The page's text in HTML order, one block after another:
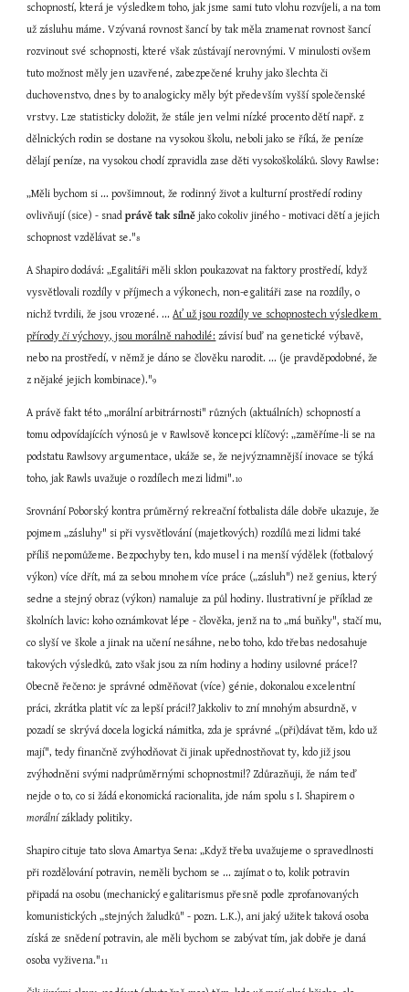
schopností, která je výsledkem toho, jak jsme sami tuto vlohu rozvíjeli, a na tom
už zásluhu máme. Vzývaná rovnost šancí by tak měla znamenat rovnost šancí
rozvinout své schopnosti, které však zůstávají nerovnými. V minulosti ovšem
tuto možnost měly jen uzavřené, zabezpečené kruhy jako šlechta či
duchovenstvo, dnes by to analogicky měly být především vyšší společenské
vrstvy. Lze statisticky doložit, že stále jen velmi nízké procento dětí např. z
dělnických rodin se dostane na vysokou školu, neboli jako se říká, že peníze
dělají peníze, na vysokou chodí zpravidla zase děti vysokoškoláků. Slovy Rawlse:
„Měli bychom si ... povšimnout, že rodinný život a kulturní prostředí rodiny
ovlivňují (sice) - snad právě tak silně jako cokoliv jiného - motivaci dětí a jejich
schopnost vzdělávat se."8
A Shapiro dodává: „Egalitáři měli sklon poukazovat na faktory prostředí, když
vysvětlovali rozdíly v příjmech a výkonech, non-egalitáři zase na rozdíly, o
nichž tvrdili, že jsou vrozené. ... Ať už jsou rozdíly ve schopnostech výsledkem
přírody či výchovy, jsou morálně nahodilé: závisí buď na genetické výbavě,
nebo na prostředí, v němž je dáno se člověku narodit. ... (je pravděpodobné, že
z nějaké jejich kombinace)."9
A právě fakt této „morální arbitrárnosti" různých (aktuálních) schopností a
tomu odpovídajících výnosů je v Rawlsově koncepci klíčový: „zaměříme-li se na
podstatu Rawlsovy argumentace, ukáže se, že nejvýznamnější inovace se týká
toho, jak Rawls uvažuje o rozdílech mezi lidmi".10
Srovnání Poborský kontra průměrný rekreační fotbalista dále dobře ukazuje, že
pojmem „zásluhy" si při vysvětlování (majetkových) rozdílů mezi lidmi také
příliš nepomůžeme. Bezpochyby ten, kdo musel i na menší výdělek (fotbalový
výkon) více dřít, má za sebou mnohem více práce („zásluh") než genius, který
sedne a stejný obraz (výkon) namaluje za půl hodiny. Ilustrativní je příklad ze
školních lavic: koho oznámkovat lépe - člověka, jenž na to „má buňky", stačí mu,
co slyší ve škole a jinak na učení nesáhne, nebo toho, kdo třebas nedosahuje
takových výsledků, zato však jsou za ním hodiny a hodiny usilovné práce!?
Obecně řečeno: je správné odměňovat (více) génie, dokonalou excelentní
práci, zkrátka platit víc za lepší práci!? Jakkoliv to zní mnohým absurdně, v
pozadí se skrývá docela logická námitka, zda je správné „(při)dávat těm, kdo už
mají", tedy finančně zvýhodňovat či jinak upřednostňovat ty, kdo již jsou
zvýhodněni svými nadprůměrnými schopnostmi!? Zdůrazňuji, že nám teď
morální základy politiky.
Shapiro cituje tato slova Amartya Sena: „Když třeba uvažujeme o spravedlnosti
při rozdělování potravin, neměli bychom se ... zajímat o to, kolik potravin
připadá na osobu (mechanický egalitarismus přesně podle zprofanovaných
komunistických „stejných žaludků" - pozn. L.K.), ani jaký užitek taková osoba
získá ze snědení potravin, ale měli bychom se zabývat tím, jak dobře je daná
osoba vyživena."11